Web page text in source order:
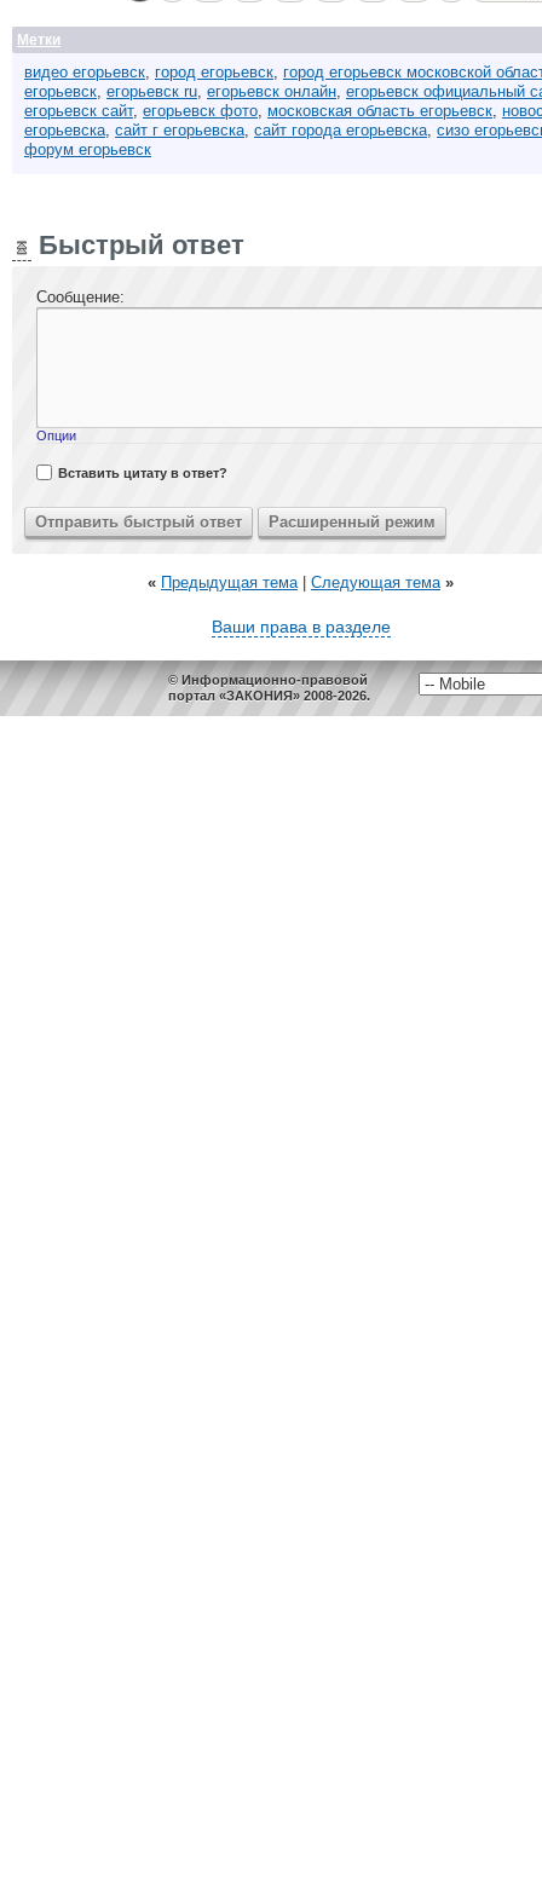
Метки
видео егорьевск, город егорьевск, город егорьевск московской
егорьевск, егорьевск ru, егорьевск онлайн, егорьевск официальный
егорьевск сайт, егорьевск фото, московская область егорьевск,
егорьевска, сайт г егорьевска, сайт города егорьевска, сизо
форум егорьевск
Быстрый ответ
Сообщение:
Опции
Вставить цитату в ответ?
« Предыдущая тема| Следующая тема »
Ваши права в разделе
© Информационно-правовой
портал «ЗАКОНИЯ» 2008-2026.